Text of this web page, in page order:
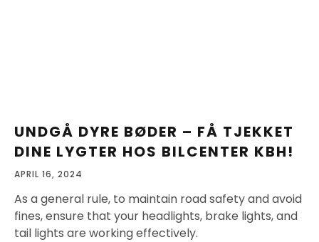
UNDGÅ DYRE BØDER – FÅ TJEKKET
DINE LYGTER HOS BILCENTER KBH!
APRIL 16, 2024
As a general rule, to maintain road safety and avoid
fines, ensure that your headlights, brake lights, and
tail lights are working effectively.